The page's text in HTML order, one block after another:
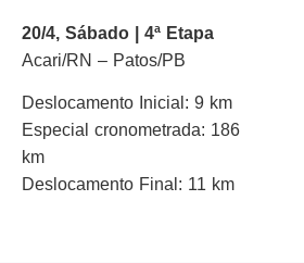
20/4, Sábado | 4ª Etapa
Acari/RN – Patos/PB
Deslocamento Inicial: 9 km
Especial cronometrada: 186
km
Deslocamento Final: 11 km